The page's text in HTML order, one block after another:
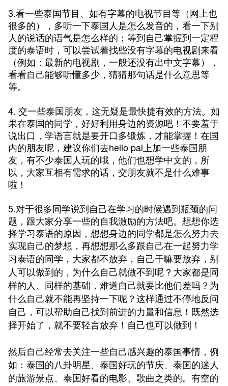
3.看一些泰国节目、如有字幕的电视节目等（网上也
很多的），多听一下泰国人是怎么发音的，看一下别
人的说话的语气是怎么样的；等到自己掌握到一定程
度的泰语时，可以尝试着找些没有字幕的电视剧来看
（例如：最新的电视剧，一般还没有出中文字幕），
看看自己能够听懂多少，猜猜那句话是什么意思等
等。
4. 交一些泰国朋友，这无疑是最快捷有效的方法。如
果在泰国的同学，好好利用身边的资源吧！不要羞于
说出口，学语言就是要开口多锻炼，才能掌握！在国
内的朋友呢，建议你们去hello pal上加一些泰国朋
友，有不少泰国人玩的哦，他们也想学中文的，所
以，大家互相有需求的话，交朋友就不是什么难事
啦！
5.对于很多同学说到自己在学习的时候遇到瓶颈的问
题，跟大家分享一些的自我激励的方法吧。想想你选
择学习泰语的原因，想想身边的同学都是怎么努力去
实现自己的梦想 ，再想想那么多跟自己在一起努力学
习泰语的同学，大家都不放弃，自己干嘛要放弃，别
人可以做到的，为什么自己就做不到呢？大家都是同
样的人、同样的基础，难道自己就要比他们差吗？为
什么自己就不能再坚持一下呢？这样通过不停地反问
自己，可以帮助自己找到前进的力量和信息！既然选
择开始了，就不要轻言放弃！自己也可以做到！
然后自己经常去关注一些自己感兴趣的泰国事情，例
如：泰国的八卦明星、泰国好玩的节庆、泰国的迷人
的旅游景点、泰国好看的电影、歌曲之类的。有空的